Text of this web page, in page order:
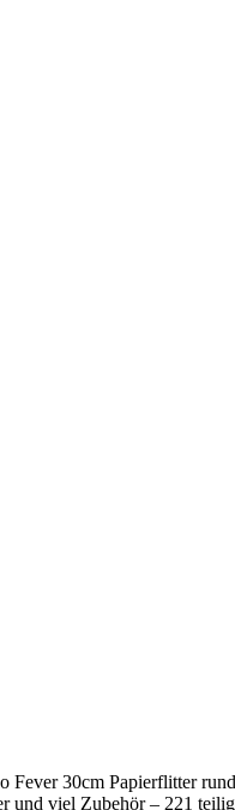
30cm Papierflitter
und viel Zubehör – 221 teilig